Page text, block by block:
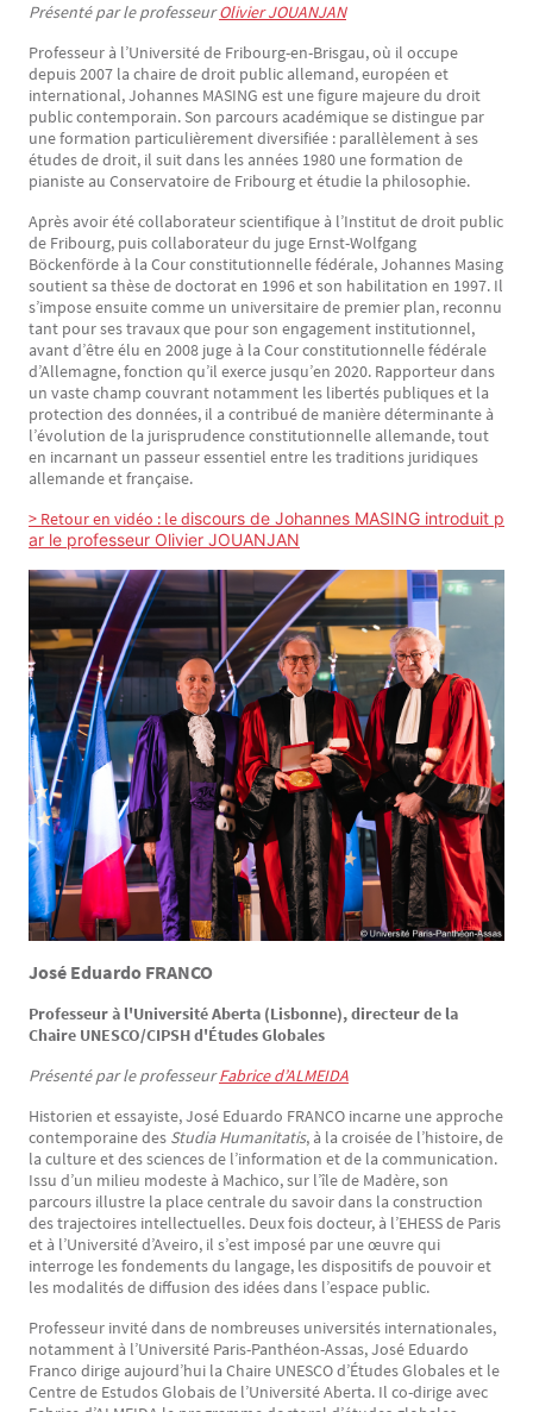
Présenté par le professeurOlivier JOUANJAN
Professeur à l’Université de Fribourg-en-Brisgau, où il occupe
depuis 2007 la chaire de droit public allemand, européen et
international, Johannes MASING est une figure majeure du droit
public contemporain. Son parcours académique se distingue par
une formation particulièrement diversifiée : parallèlement à ses
études de droit, il suit dans les années 1980 une formation de
pianiste au Conservatoire de Fribourg et étudie la philosophie.
Après avoir été collaborateur scientifique à l’Institut de droit public
de Fribourg, puis collaborateur du juge Ernst-Wolfgang
Böckenförde à la Cour constitutionnelle fédérale, Johannes Masing
soutient sa thèse de doctorat en 1996 et son habilitation en 1997. Il
s’impose ensuite comme un universitaire de premier plan, reconnu
tant pour ses travaux que pour son engagement institutionnel,
avant d’être élu en 2008 juge à la Cour constitutionnelle fédérale
d’Allemagne, fonction qu’il exerce jusqu’en 2020. Rapporteur dans
un vaste champ couvrant notamment les libertés publiques et la
protection des données, il a contribué de manière déterminante à
l’évolution de la jurisprudence constitutionnelle allemande, tout
en incarnant un passeur essentiel entre les traditions juridiques
allemande et française.
> Retour en vidéo : le discours de Johannes MASING introduit p
ar le professeur Olivier JOUANJAN
Image
José Eduardo FRANCO
Professeur à l'Université Aberta (Lisbonne), directeur de la
Chaire UNESCO/CIPSH d'Études Globales
Présenté par le professeurFabrice d’ALMEIDA
Historien et essayiste, José Eduardo FRANCO incarne une approche
contemporaine des Studia Humanitatis, à la croisée de l’histoire, de
la culture et des sciences de l’information et de la communication.
Issu d’un milieu modeste à Machico, sur l’île de Madère, son
parcours illustre la place centrale du savoir dans la construction
des trajectoires intellectuelles. Deux fois docteur, à l’EHESS de Paris
et à l’Université d’Aveiro, il s’est imposé par une œuvre qui
interroge les fondements du langage, les dispositifs de pouvoir et
les modalités de diffusion des idées dans l’espace public.
Professeur invité dans de nombreuses universités internationales,
notamment à l’Université Paris-Panthéon-Assas, José Eduardo
Franco dirige aujourd’hui la Chaire UNESCO d’Études Globales et le
Centre de Estudos Globais de l’Université Aberta. Il co-dirige avec